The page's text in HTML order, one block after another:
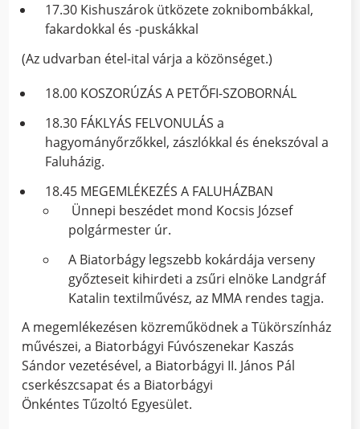
17.30 Kishuszárok ütközete zoknibombákkal,
fakardokkal és -puskákkal
(Az udvarban étel-ital várja a közönséget.)
18.00 KOSZORÚZÁS A PETŐFI-SZOBORNÁL
18.30 FÁKLYÁS FELVONULÁS a
hagyományőrzőkkel, zászlókkal és énekszóval a
Faluházig.
18.45 MEGEMLÉKEZÉS A FALUHÁZBAN
Ünnepi beszédet mond Kocsis József
polgármester úr.
A Biatorbágy legszebb kokárdája verseny
győzteseit kihirdeti a zsűri elnöke Landgráf
Katalin textilművész, az MMA rendes tagja.
A megemlékezésen közreműködnek a Tükörszínház
művészei, a Biatorbágyi Fúvószenekar Kaszás
Sándor vezetésével, a Biatorbágyi II. János Pál
cserkészcsapat és a Biatorbágyi
Önkéntes Tűzoltó Egyesület.